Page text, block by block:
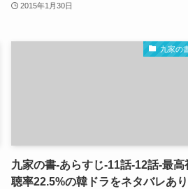
2015年1月30日
九家の
九家の書-あらすじ-11話-12話-最高
聴率22.5%の韓ドラをネタバレあり